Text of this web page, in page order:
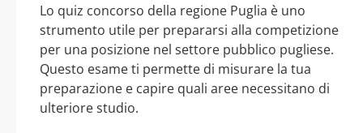
Lo quiz concorso della regione Puglia è uno
strumento utile per prepararsi alla competizione
per una posizione nel settore pubblico pugliese.
Questo esame ti permette di misurare la tua
preparazione e capire quali aree necessitano di
ulteriore studio.